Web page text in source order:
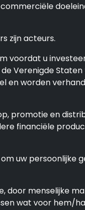
zijn acteurs.
voordat u
Verenigde
en worden
promotie en
financiële
uw persoonlijke
door menselijke
wat voor hem/